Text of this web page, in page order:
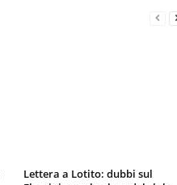
Lettera a Lotito: dubbi sul